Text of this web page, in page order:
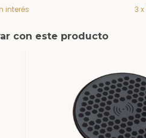
interés
3 x
con este producto